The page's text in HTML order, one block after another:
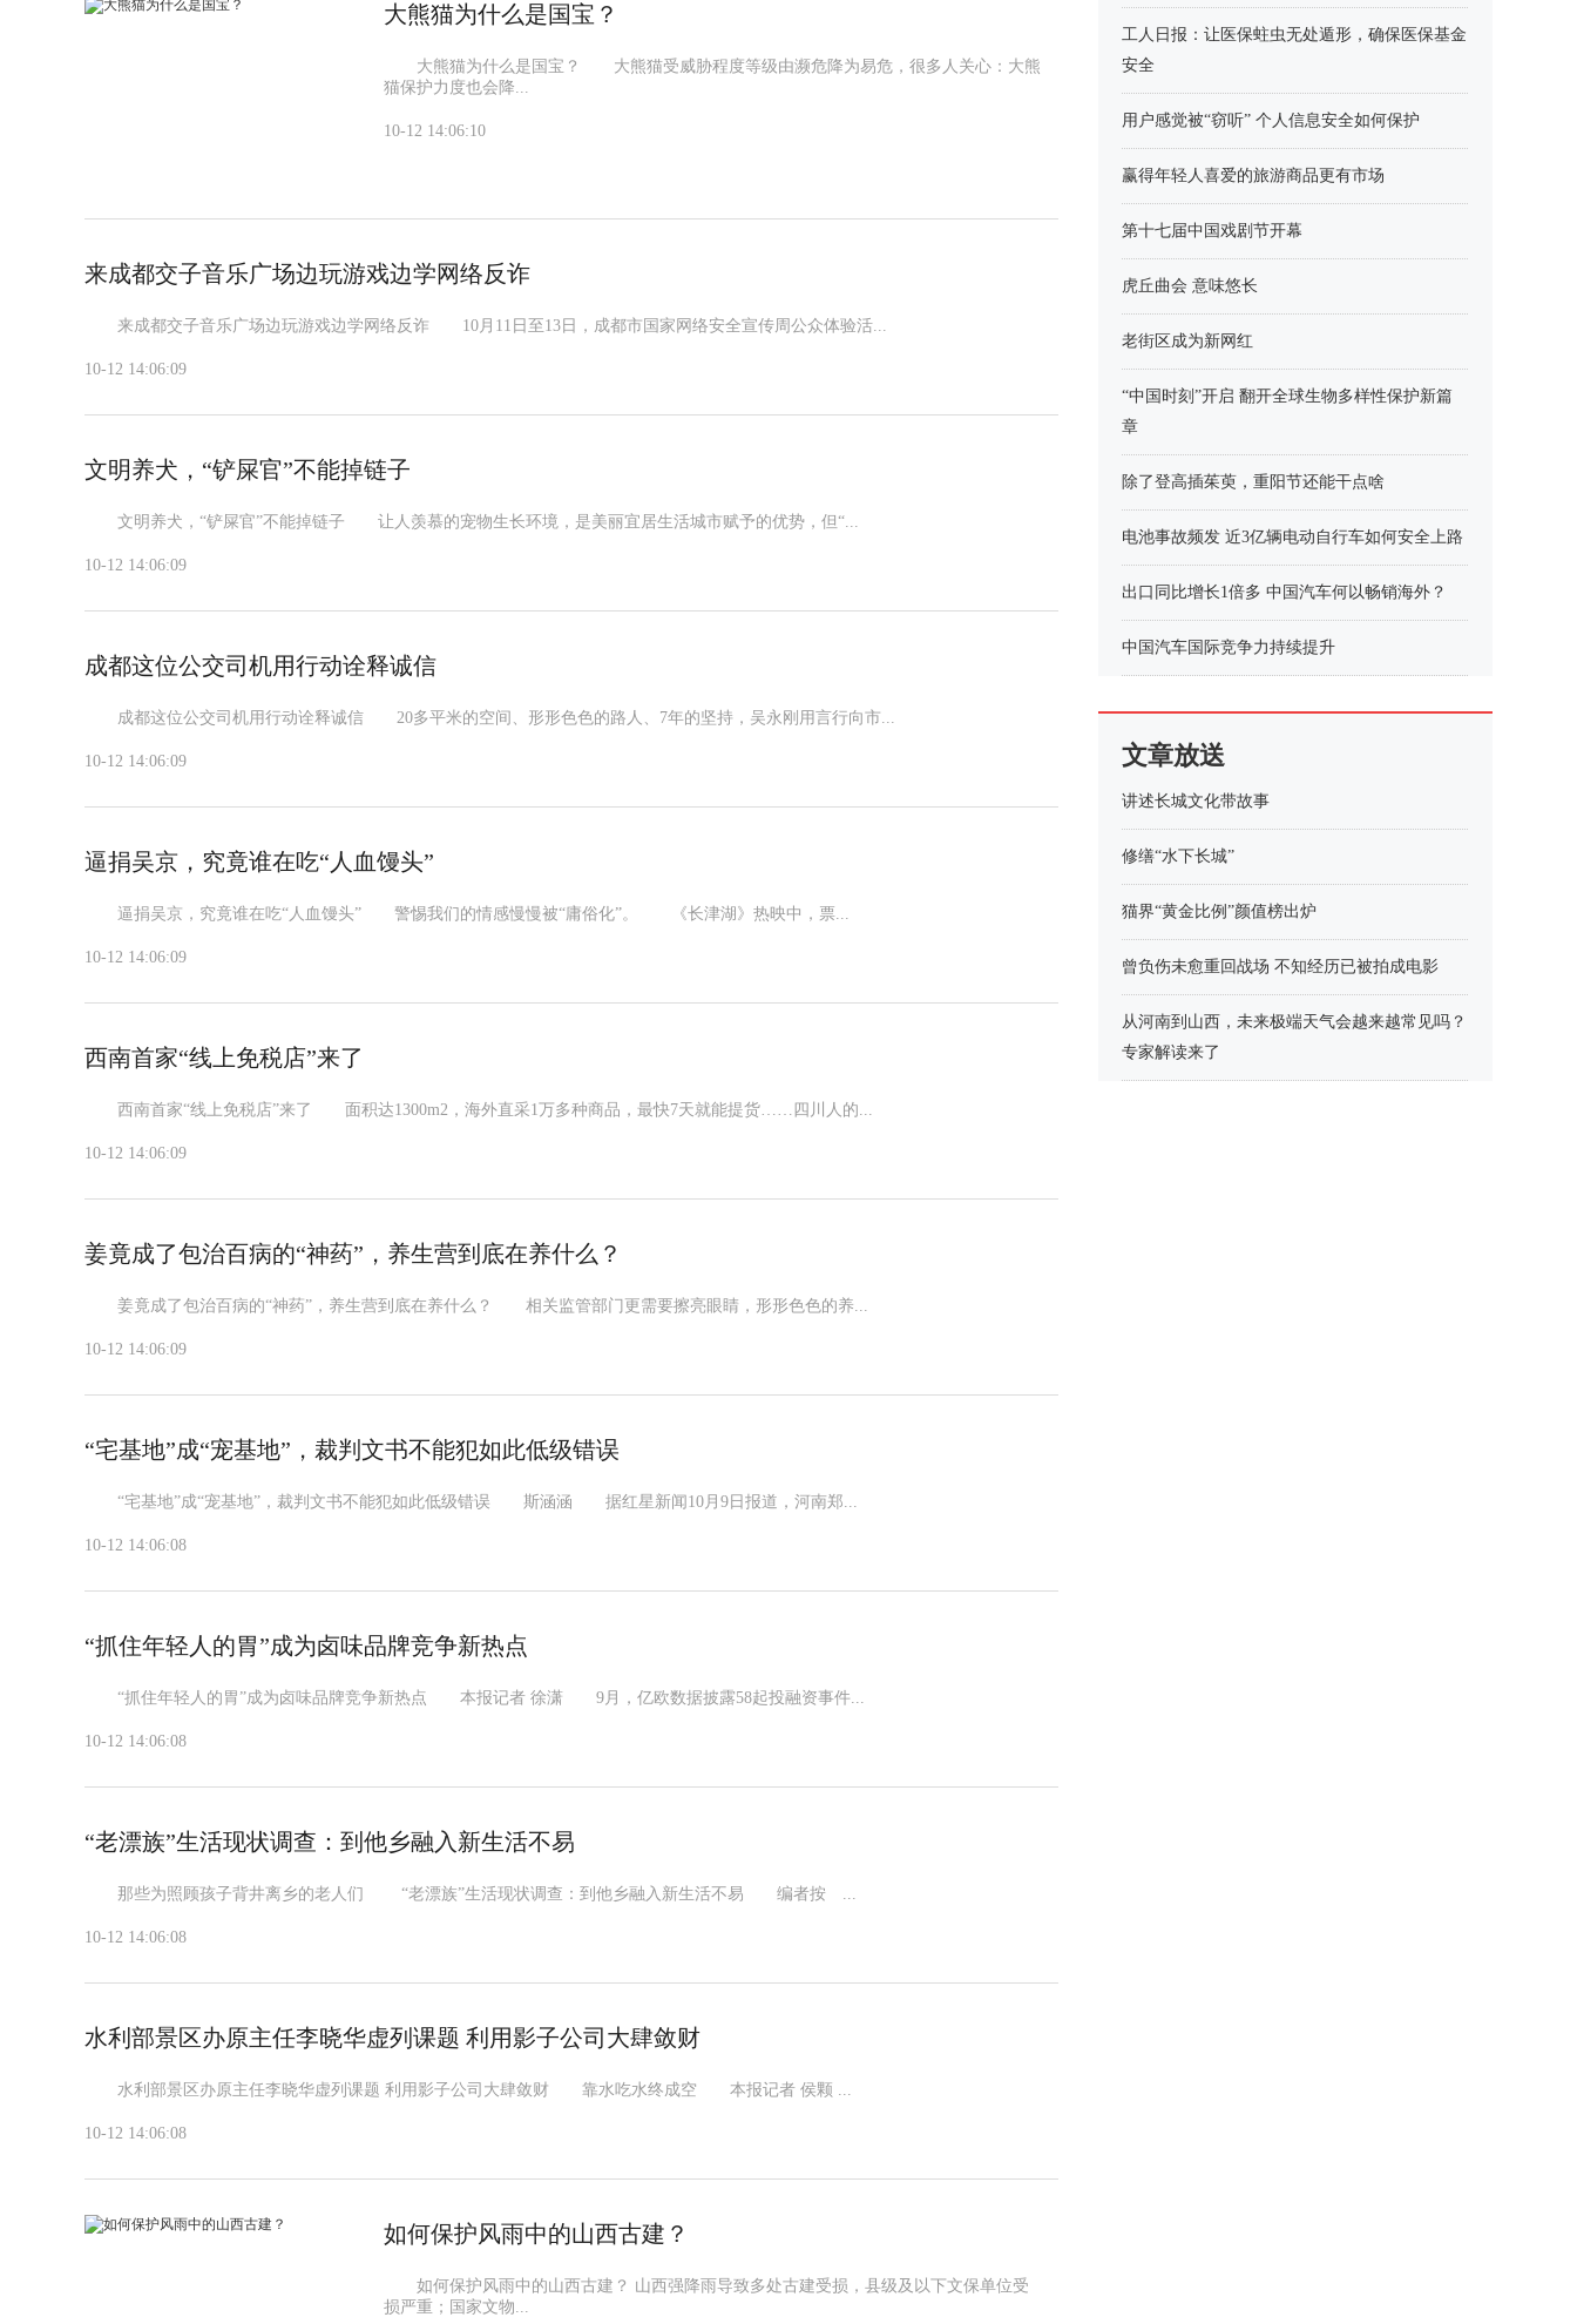
大熊猫为什么是国宝？
大熊猫为什么是国宝？ 大熊猫受威胁程度等级由濒危降为易危，很多人关心：大熊
猫保护力度也会降...
10-12 14:06:10
来成都交子音乐广场边玩游戏边学网络反诈
来成都交子音乐广场边玩游戏边学网络反诈 10月11日至13日，成都市国家网络安全宣传周公众体验活...
10-12 14:06:09
文明养犬，“铲屎官”不能掉链子
文明养犬，“铲屎官”不能掉链子 让人羡慕的宠物生长环境，是美丽宜居生活城市赋予的优势，但“...
10-12 14:06:09
成都这位公交司机用行动诠释诚信
成都这位公交司机用行动诠释诚信 20多平米的空间、形形色色的路人、7年的坚持，吴永刚用言行向市...
10-12 14:06:09
逼捐吴京，究竟谁在吃“人血馒头”
逼捐吴京，究竟谁在吃“人血馒头” 警惕我们的情感慢慢被“庸俗化”。 《长津湖》热映中，票...
10-12 14:06:09
西南首家“线上免税店”来了
西南首家“线上免税店”来了 面积达1300m2，海外直采1万多种商品，最快7天就能提货……四川人的...
10-12 14:06:09
姜竟成了包治百病的“神药”，养生营到底在养什么？
姜竟成了包治百病的“神药”，养生营到底在养什么？ 相关监管部门更需要擦亮眼睛，形形色色的养...
10-12 14:06:09
“宅基地”成“宠基地”，裁判文书不能犯如此低级错误
“宅基地”成“宠基地”，裁判文书不能犯如此低级错误 斯涵涵 据红星新闻10月9日报道，河南郑...
10-12 14:06:08
“抓住年轻人的胃”成为卤味品牌竞争新热点
“抓住年轻人的胃”成为卤味品牌竞争新热点 本报记者 徐潇 9月，亿欧数据披露58起投融资事件...
10-12 14:06:08
“老漂族”生活现状调查：到他乡融入新生活不易
那些为照顾孩子背井离乡的老人们 “老漂族”生活现状调查：到他乡融入新生活不易 编者按 ...
10-12 14:06:08
水利部景区办原主任李晓华虚列课题 利用影子公司大肆敛财
水利部景区办原主任李晓华虚列课题 利用影子公司大肆敛财 靠水吃水终成空 本报记者 侯颗 ...
10-12 14:06:08
如何保护风雨中的山西古建？
如何保护风雨中的山西古建？ 山西强降雨导致多处古建受损，县级及以下文保单位受
损严重；国家文物...
工人日报：让医保蛀虫无处遁形，确保医保基金
安全
用户感觉被“窃听” 个人信息安全如何保护
赢得年轻人喜爱的旅游商品更有市场
第十七届中国戏剧节开幕
虎丘曲会 意味悠长
老街区成为新网红
“中国时刻”开启 翻开全球生物多样性保护新篇
章
除了登高插茱萸，重阳节还能干点啥
电池事故频发 近3亿辆电动自行车如何安全上路
出口同比增长1倍多 中国汽车何以畅销海外？
中国汽车国际竞争力持续提升
文章放送
讲述长城文化带故事
修缮“水下长城”
猫界“黄金比例”颜值榜出炉
曾负伤未愈重回战场 不知经历已被拍成电影
从河南到山西，未来极端天气会越来越常见吗？
专家解读来了